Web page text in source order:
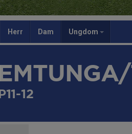
Herr Dam Ungdom
P11-12